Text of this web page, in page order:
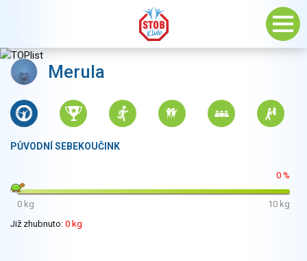
Merula
PŮVODNÍ SEBEKOUČINK
0 %
0 kg
10 kg
Již zhubnuto: 0 kg